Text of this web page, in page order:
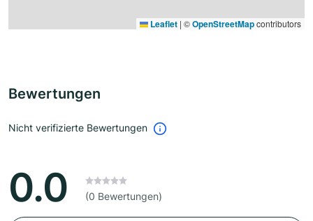
Leaflet | ©OpenStreetMapcontributors
Bewertungen
Nicht verifizierte Bewertungen
0.0 (0 Bewertungen)